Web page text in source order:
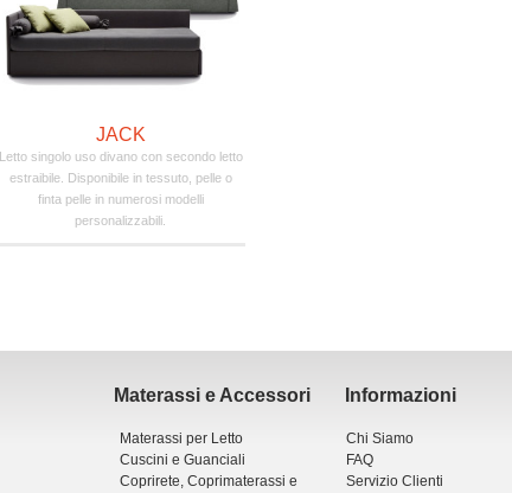
JACK
Letto singolo uso divano con secondo letto
estraibile. Disponibile in tessuto, pelle o
finta pelle in numerosi modelli
personalizzabili.
Materassi e Accessori
Materassi per Letto
Cuscini e Guanciali
Coprirete, Coprimaterassi e
Informazioni
Chi Siamo
FAQ
Servizio Clienti